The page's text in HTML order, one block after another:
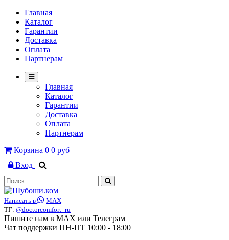
Главная
Каталог
Гарантии
Доставка
Оплата
Партнерам
Главная
Каталог
Гарантии
Доставка
Оплата
Партнерам
Корзина 0 0 руб
Вход
Написать в
MAX
ТГ: @doctorcomfort_ru
Пишите нам в MAX или Телеграм
Чат поддержки ПН-ПТ 10:00 - 18:00